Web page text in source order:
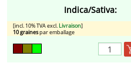
Indica/Sativa:
[incl. 10% TVA excl. Livraison]
10 grainespar emballage